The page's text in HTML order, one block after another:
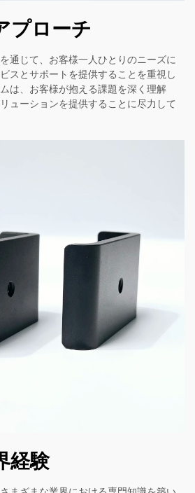
プローチ
通じて、お客様一人ひとりのニーズに
スとサポートを提供することを重視し
は、お客様が抱える課題を深く理解
ューションを提供することに尽力して
経験